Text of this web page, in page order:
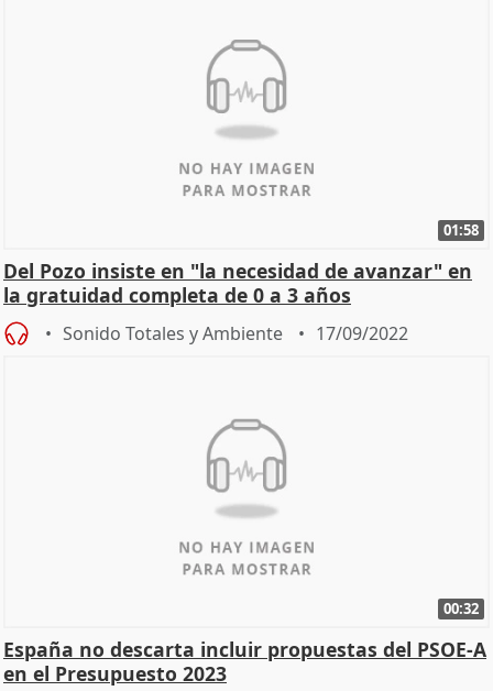
01:58
Del Pozo insiste en "la necesidad de avanzar" en
la gratuidad completa de 0 a 3 años
Sonido Totales y Ambiente 17/09/2022
00:32
España no descarta incluir propuestas del PSOE-A
en el Presupuesto 2023